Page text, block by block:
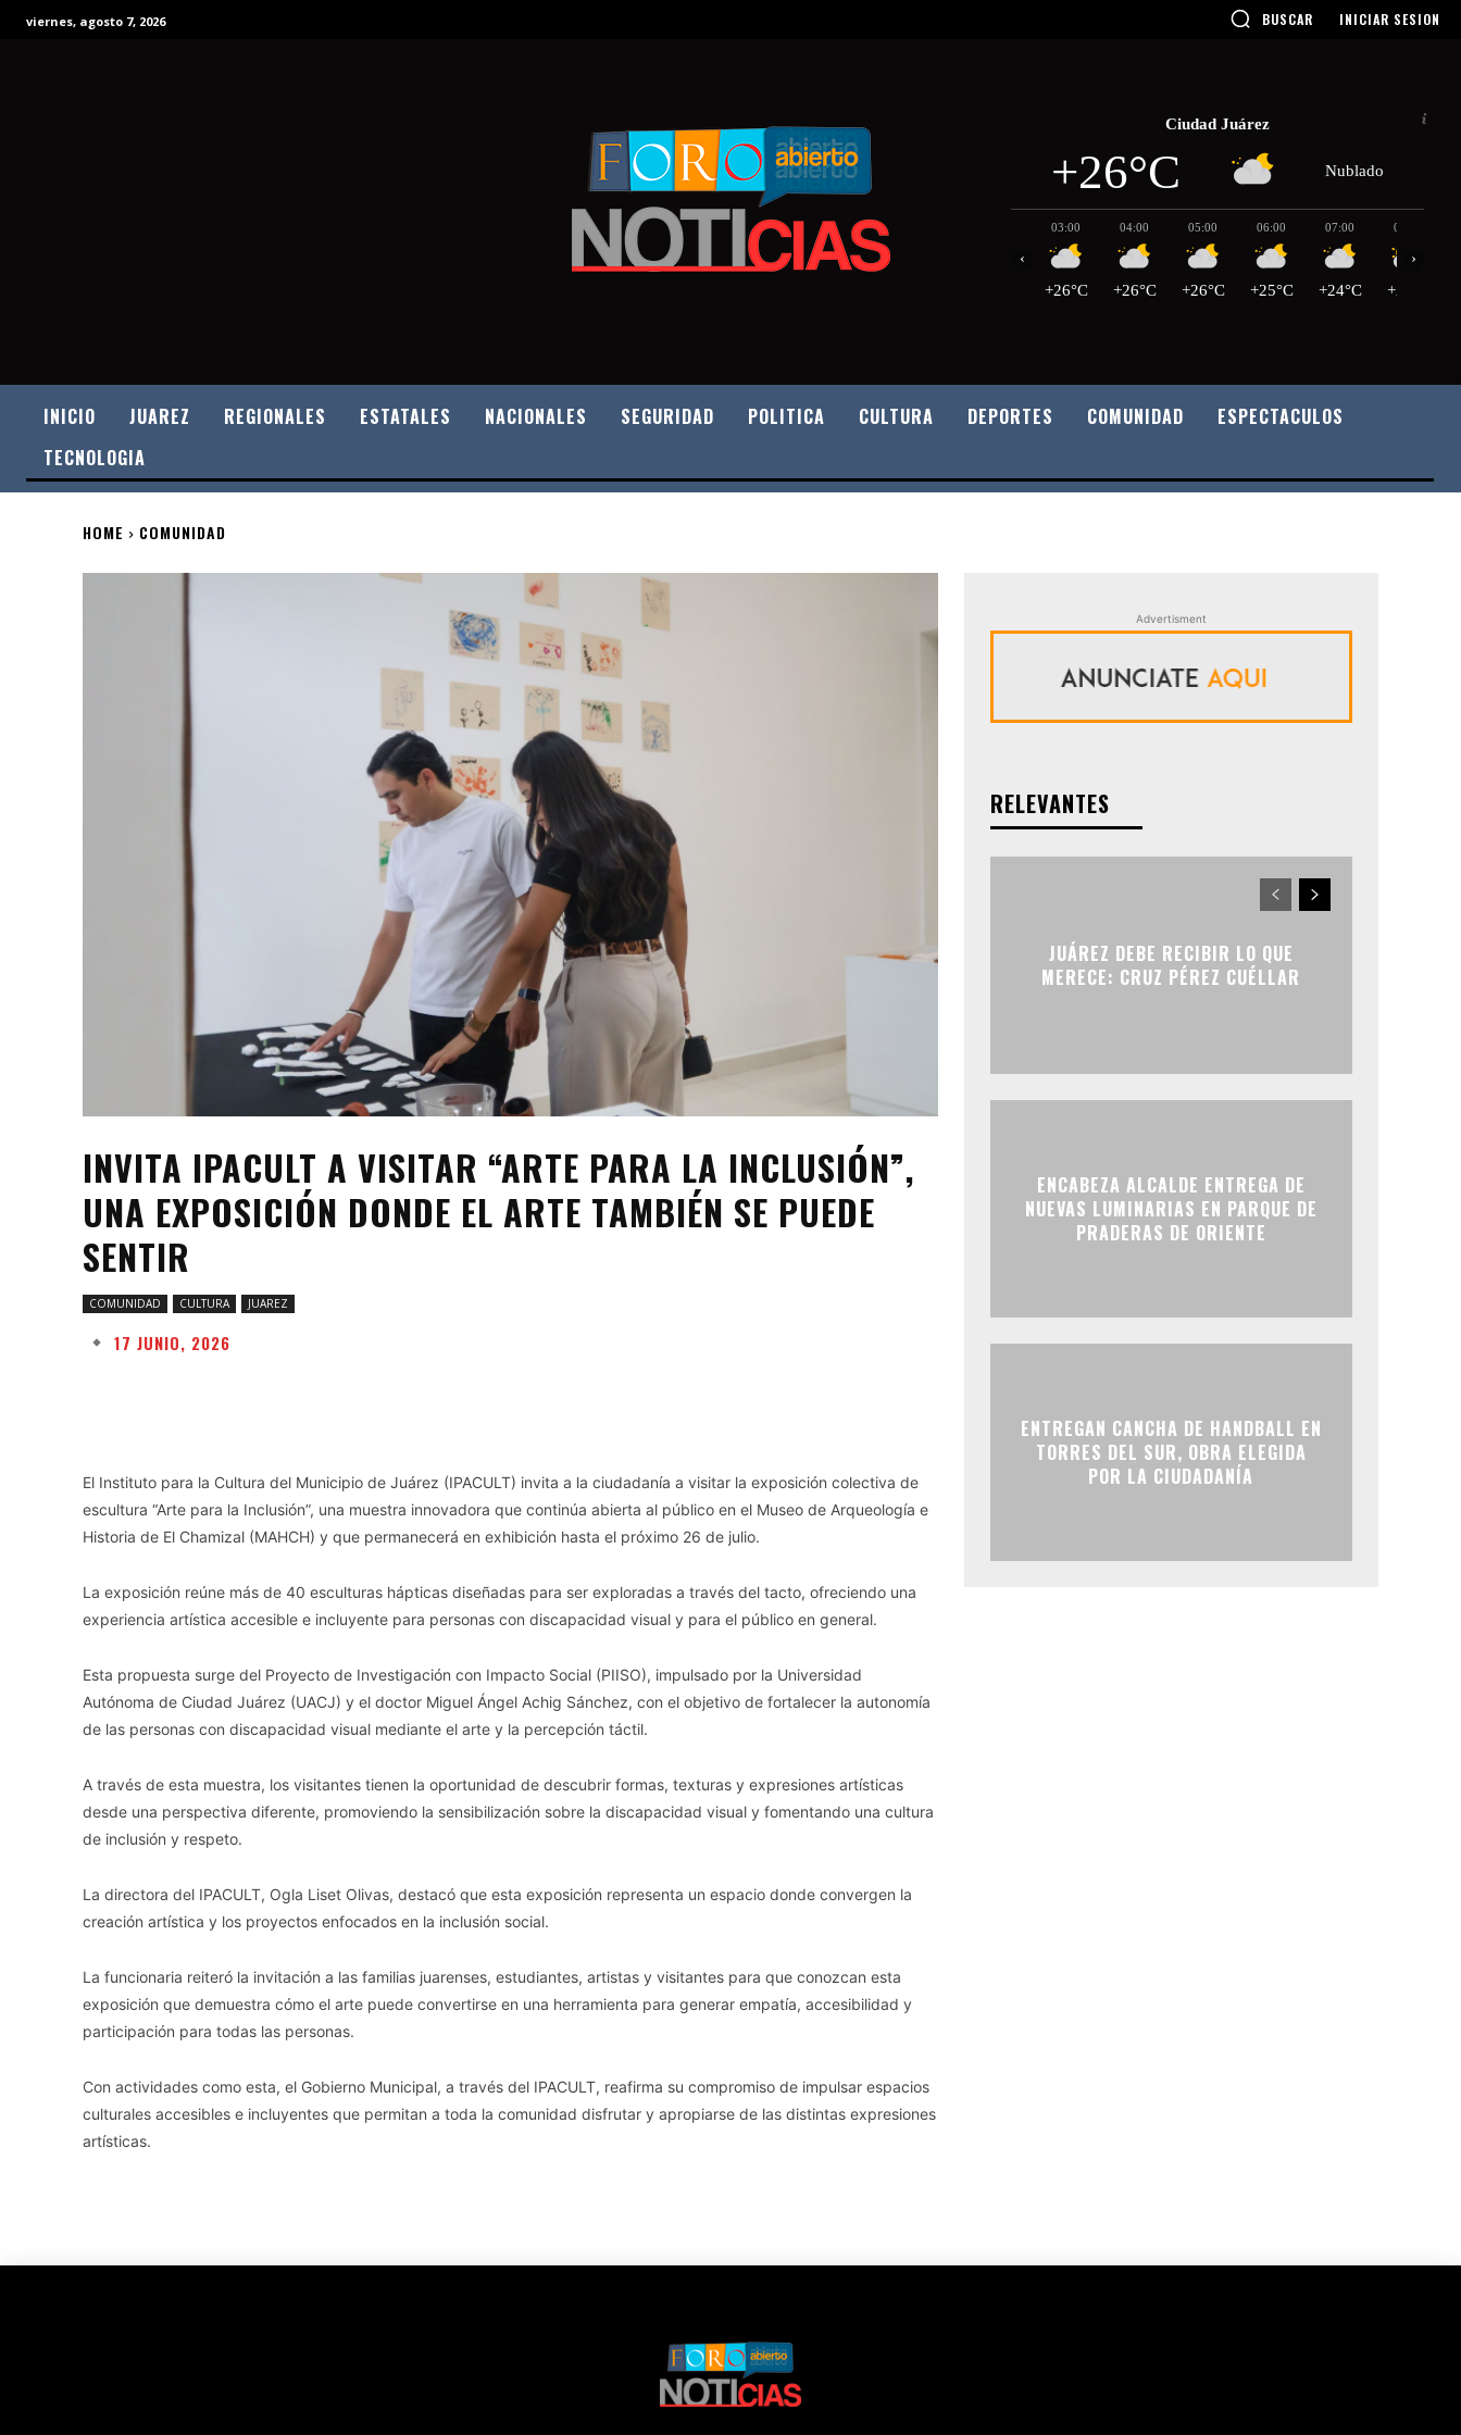
viernes, agosto 7, 2026 BUSCAR INICIAR SESION
Ciudad Juárez
+26°C Nublado
03:00
+26°C
04:00
+26°C
05:00
+26°C
06:00
+25°C
07:00
+24°C
08:00
+24°C
‹ ›
INICIO JUAREZ REGIONALES ESTATALES NACIONALES SEGURIDAD POLITICA CULTURA DEPORTES COMUNIDAD
ESPECTACULOS
TECNOLOGIA
HOME COMUNIDAD
INVITA IPACULT A VISITAR “ARTE PARA LA INCLUSIÓN”,
UNA EXPOSICIÓN DONDE EL ARTE TAMBIÉN SE PUEDE
SENTIR
COMUNIDAD CULTURA JUAREZ
17 JUNIO, 2026
El Instituto para la Cultura del Municipio de Juárez (IPACULT) invita a la ciudadanía a visitar la exposición colectiva de
escultura “Arte para la Inclusión”, una muestra innovadora que continúa abierta al público en el Museo de Arqueología e
Historia de El Chamizal (MAHCH) y que permanecerá en exhibición hasta el próximo 26 de julio.
La exposición reúne más de 40 esculturas hápticas diseñadas para ser exploradas a través del tacto, ofreciendo una
experiencia artística accesible e incluyente para personas con discapacidad visual y para el público en general.
Esta propuesta surge del Proyecto de Investigación con Impacto Social (PIISO), impulsado por la Universidad
Autónoma de Ciudad Juárez (UACJ) y el doctor Miguel Ángel Achig Sánchez, con el objetivo de fortalecer la autonomía
de las personas con discapacidad visual mediante el arte y la percepción táctil.
A través de esta muestra, los visitantes tienen la oportunidad de descubrir formas, texturas y expresiones artísticas
desde una perspectiva diferente, promoviendo la sensibilización sobre la discapacidad visual y fomentando una cultura
de inclusión y respeto.
La directora del IPACULT, Ogla Liset Olivas, destacó que esta exposición representa un espacio donde convergen la
creación artística y los proyectos enfocados en la inclusión social.
La funcionaria reiteró la invitación a las familias juarenses, estudiantes, artistas y visitantes para que conozcan esta
exposición que demuestra cómo el arte puede convertirse en una herramienta para generar empatía, accesibilidad y
participación para todas las personas.
Con actividades como esta, el Gobierno Municipal, a través del IPACULT, reafirma su compromiso de impulsar espacios
culturales accesibles e incluyentes que permitan a toda la comunidad disfrutar y apropiarse de las distintas expresiones
artísticas.
Advertisment
RELEVANTES
JUÁREZ DEBE RECIBIR LO QUE
MERECE: CRUZ PÉREZ CUÉLLAR
ENCABEZA ALCALDE ENTREGA DE
NUEVAS LUMINARIAS EN PARQUE DE
PRADERAS DE ORIENTE
ENTREGAN CANCHA DE HANDBALL EN
TORRES DEL SUR, OBRA ELEGIDA
POR LA CIUDADANÍA